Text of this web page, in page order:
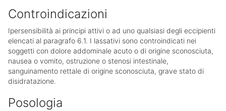
Controindicazioni
Ipersensibilità ai principi attivi o ad uno qualsiasi degli eccipienti
elencati al paragrafo 6.1. I lassativi sono controindicati nei
soggetti con dolore addominale acuto o di origine sconosciuta,
nausea o vomito, ostruzione o stenosi intestinale,
sanguinamento rettale di origine sconosciuta, grave stato di
disidratazione.
Posologia